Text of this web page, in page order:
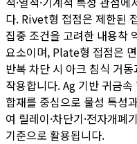
다. Rivet형 접점은 제한된
집중 조건을 고려한 내용착
요소이며, Plate형 접점은
반복 차단 시 아크 침식 거
작용합니다. Ag 기반 귀금
합재를 중심으로 물성 특성
여 릴레이·차단기·전자개폐
기준으로 활용됩니다.